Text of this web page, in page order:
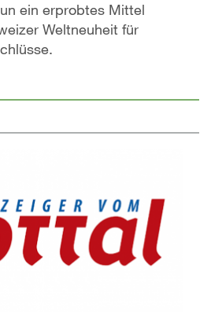
ein erprobtes Mittel
Weltneuheit für